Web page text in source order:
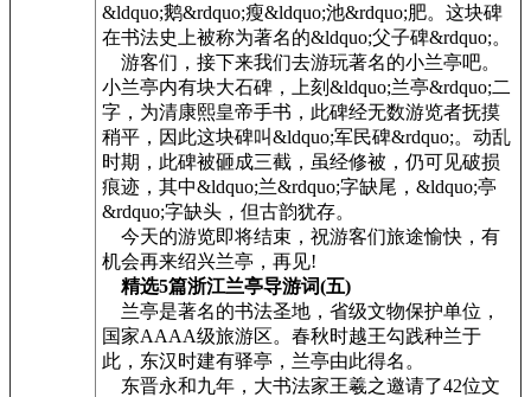
&ldquo;鹅&rdquo;瘦&ldquo;池&rdquo;肥。这块碑
在书法史上被称为著名的&ldquo;父子碑&rdquo;。
游客们，接下来我们去游玩著名的小兰亭吧。
小兰亭内有块大石碑，上刻&ldquo;兰亭&rdquo;二
字，为清康熙皇帝手书，此碑经无数游览者抚摸
稍平，因此这块碑叫&ldquo;军民碑&rdquo;。动乱
时期，此碑被砸成三截，虽经修被，仍可见破损
痕迹，其中&ldquo;兰&rdquo;字缺尾，&ldquo;亭
&rdquo;字缺头，但古韵犹存。
今天的游览即将结束，祝游客们旅途愉快，有
机会再来绍兴兰亭，再见!
精选5篇浙江兰亭导游词(五)
兰亭是著名的书法圣地，省级文物保护单位，
国家AAAA级旅游区。春秋时越王勾践种兰于
此，东汉时建有驿亭，兰亭由此得名。
东晋永和九年，大书法家王羲之邀请了42位文